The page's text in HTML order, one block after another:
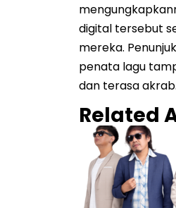
digital tersebut
mereka.
penata lagu
dan terasa akrab.
Related